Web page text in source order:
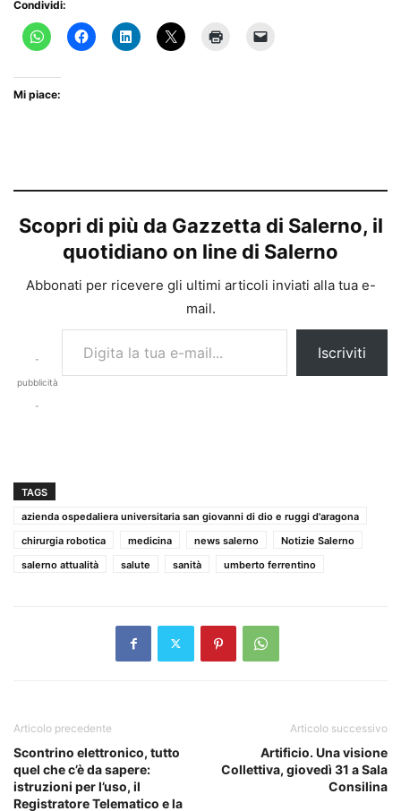
Condividi:
Mi piace:
Scopri di più da Gazzetta di Salerno, il
quotidiano on line di Salerno
Abbonati per ricevere gli ultimi articoli inviati alla tua e-
mail.
-
pubblicità
-
Digita la tua e-mail...
Iscriviti
TAGS
azienda ospedaliera universitaria san giovanni di dio e ruggi d'aragona
chirurgia robotica
medicina news salerno
Notizie Salerno
salerno attualità
salute sanità umberto ferrentino
Articolo precedente
Scontrino elettronico, tutto
quel che c’è da sapere:
istruzioni per l’uso, il
Registratore Telematico e la
Articolo successivo
Artificio. Una visione
Collettiva, giovedì 31 a Sala
Consilina